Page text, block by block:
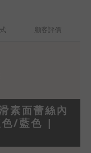
顧客評價
素面蕾絲內
/藍色 |